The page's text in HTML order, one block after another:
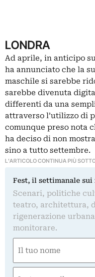
LONDRA
Ad aprile, in anticipo
ha annunciato che la
maschile si sarebbe
sarebbe divenuta
differenti da una
attraverso l’utilizzo di
comunque preso nota
ha deciso di non
sino a tutto settembre.
L'ARTICOLO CONTINUA PIÙ
Fest, il settimanale
Scenari, politiche
teatro, architettura,
rigenerazione
monitorare.
(Required)